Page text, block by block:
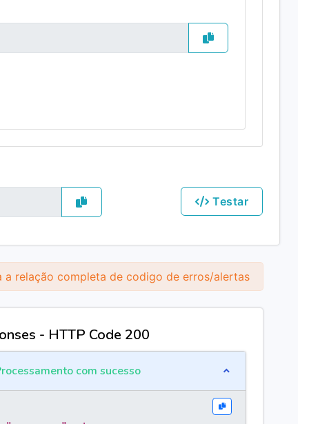
Testar
a relação completa de codigo de erros/alertas
- HTTP Code 200
com sucesso